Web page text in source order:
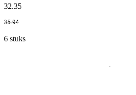
32.35
35.94
6 stuks